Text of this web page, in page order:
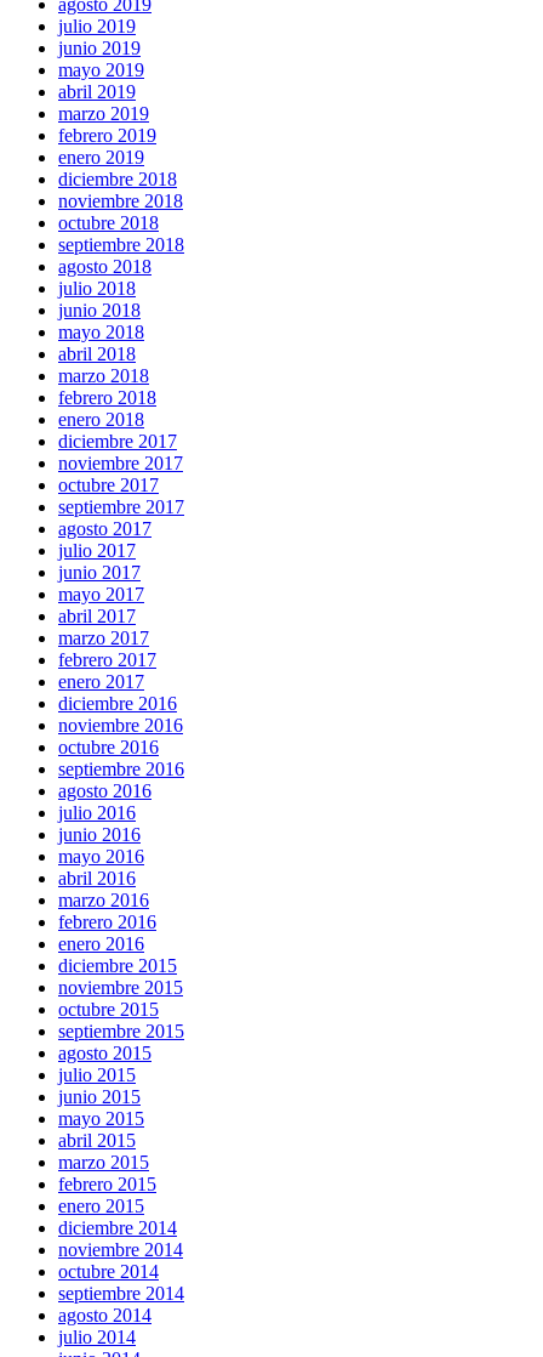
agosto 2019
julio 2019
junio 2019
mayo 2019
abril 2019
marzo 2019
febrero 2019
enero 2019
diciembre 2018
noviembre 2018
octubre 2018
septiembre 2018
agosto 2018
julio 2018
junio 2018
mayo 2018
abril 2018
marzo 2018
febrero 2018
enero 2018
diciembre 2017
noviembre 2017
octubre 2017
septiembre 2017
agosto 2017
julio 2017
junio 2017
mayo 2017
abril 2017
marzo 2017
febrero 2017
enero 2017
diciembre 2016
noviembre 2016
octubre 2016
septiembre 2016
agosto 2016
julio 2016
junio 2016
mayo 2016
abril 2016
marzo 2016
febrero 2016
enero 2016
diciembre 2015
noviembre 2015
octubre 2015
septiembre 2015
agosto 2015
julio 2015
junio 2015
mayo 2015
abril 2015
marzo 2015
febrero 2015
enero 2015
diciembre 2014
noviembre 2014
octubre 2014
septiembre 2014
agosto 2014
julio 2014